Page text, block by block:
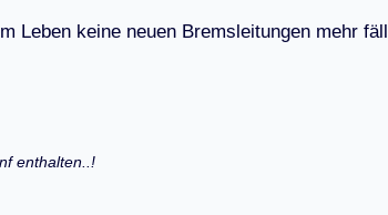
m Leben keine neuen Bremsleitungen mehr fäll
enthalten..!